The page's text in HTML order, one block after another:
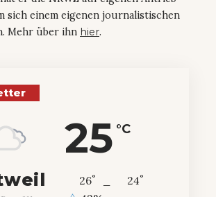
sich einem eigenen journalistischen
Mehr über ihn hier.
25 °C
26° 24°